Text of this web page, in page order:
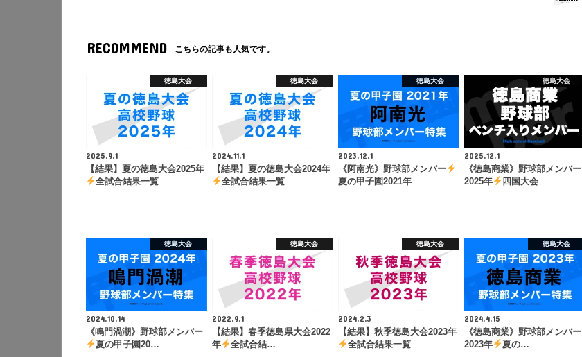
RECOMMEND こちらの記事も人気です。
徳島大会
2025.9.1
【結果】夏の徳島大会2025年
全試合結果一覧
徳島大会
2024.11.1
【結果】夏の徳島大会2024年
全試合結果一覧
徳島大会
2023.12.1
《阿南光》野球部メンバー
夏の甲子園2021年
徳島大会
2025.12.1
《徳島商業》野球部メンバー
2025年
四国大会
徳島大会
2024.10.14
《鳴門渦潮》野球部メンバー
夏の甲子園20…
徳島大会
2022.9.1
【結果】春季徳島県大会2022
年
全試合結…
徳島大会
2024.2.3
【結果】秋季徳島大会2023年
全試合結果一覧
徳島大会
2024.4.15
《徳島商業》野球部メンバー
2023年
夏の…